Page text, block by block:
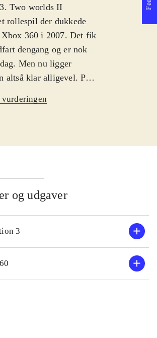
Two worlds II
rollespil der dukkede
360 i 2007. Det fik
dengang og er nok
Men nu ligger
altså klar alligevel. Pegi
15+ på bibliotekerne
er man bestemt på
fabeldyr og alt
tilhører genren.
er i realtime, og der er
fokus på kamp at
spillet mere som
end et RPG. Mange
højtidelige men
og udgaver
3